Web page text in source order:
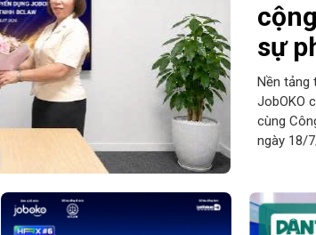
sự
Nền tảng
JobOKO
cùng
ngày 18/